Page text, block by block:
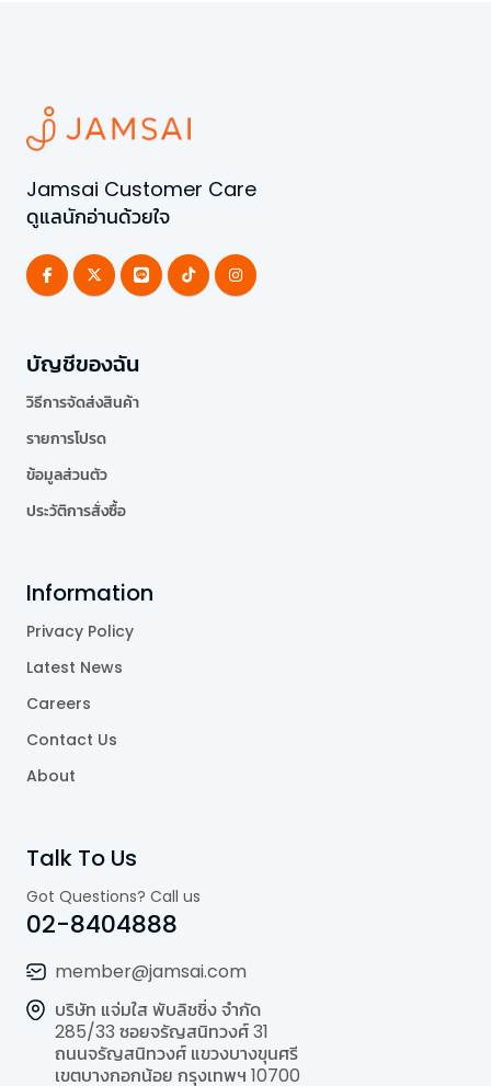
Jamsai Customer Care
ดูแลนักอ่านด้วยใจ
บัญชีของฉัน
วิธีการจัดส่งสินค้า
รายการโปรด
ข้อมูลส่วนตัว
ประวัติการสั่งซื้อ
Information
Privacy Policy
Latest News
Careers
Contact Us
About
Talk To Us
Got Questions? Call us
02-8404888
member@jamsai.com
บริษัท แจ่มใส พับลิชชิ่ง จำกัด
285/33 ซอยจรัญสนิทวงศ์ 31
ถนนจรัญสนิทวงศ์ แขวงบางขุนศรี
เขตบางกอกน้อย กรุงเทพฯ 10700